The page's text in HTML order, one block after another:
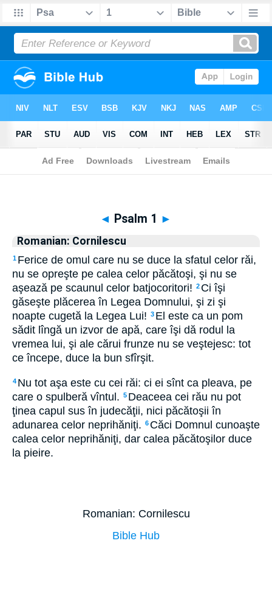
Biblia>Romanian: Cornilescu > Psalm 1
◄ Psalm 1 ►
Romanian: Cornilescu
1 Ferice de omul care nu se duce la sfatul celor răi,
nu se opreşte pe calea celor păcătoşi, şi nu se
aşează pe scaunul celor batjocoritori! 2 Ci îşi
găseşte plăcerea în Legea Domnului, şi zi şi
noapte cugetă la Legea Lui! 3 El este ca un pom
sădit lîngă un izvor de apă, care îşi dă rodul la
vremea lui, şi ale cărui frunze nu se veştejesc: tot
ce începe, duce la bun sfîrşit.
4 Nu tot aşa este cu cei răi: ci ei sînt ca pleava, pe
care o spulberă vîntul. 5 Deaceea cei rău nu pot
ţinea capul sus în judecăţii, nici păcătoşii în
adunarea celor neprihăniţi. 6 Căci Domnul cunoaşte
calea celor neprihăniţi, dar calea păcătoşilor duce
la pieire.
Romanian: Cornilescu
Bible Hub